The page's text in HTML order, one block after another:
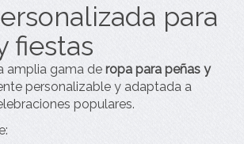
para
fiestas
amplia gama de ropa para peñas y
personalizable y adaptada a
populares.